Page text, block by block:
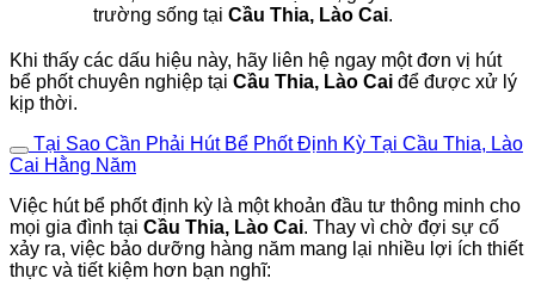
trường sống tại Cầu Thia, Lào Cai.
Khi thấy các dấu hiệu này, hãy liên hệ ngay một đơn vị hút
bể phốt chuyên nghiệp tại Cầu Thia, Lào Cai để được xử lý
kịp thời.
Tại Sao Cần Phải Hút Bể Phốt Định Kỳ Tại Cầu Thia, Lào
Cai Hằng Năm
Việc hút bể phốt định kỳ là một khoản đầu tư thông minh cho
mọi gia đình tại Cầu Thia, Lào Cai. Thay vì chờ đợi sự cố
xảy ra, việc bảo dưỡng hàng năm mang lại nhiều lợi ích thiết
thực và tiết kiệm hơn bạn nghĩ: